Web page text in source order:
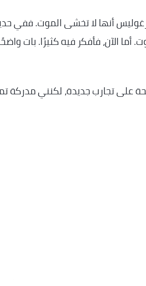
أما الآن، فأفكر فيه كثيرًا. بات
على تجارب جديدة، لكنني مدركة